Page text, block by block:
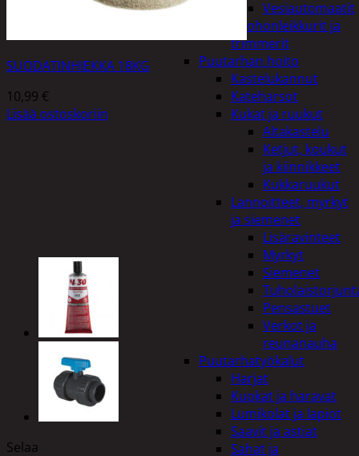
Vesiautomaatit
Ruohonleikkurit ja
trimmerit
Puutarhan hoito
Kastelukannut
Kateharsot
Kukat ja ruukut
Altakastelu
Ketjut, koukut
ja kiinnikkeet
Kukkaruukut
Lannoitteet, myrkyt
ja siemenet
Lisäravinteet
Myrkyt
Siemenet
Pensastuet
Verkot ja
reunanauha
Puutarhatyökalut
Harjat
Kuokat ja haravat
Lumikolat ja lapiot
Saavit ja astiat
Sahat ja
SUODATINHIEKKA 18KG
10,99 €
Lisää ostoskoriin
Selaa